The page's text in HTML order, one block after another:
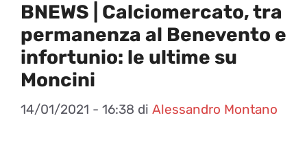
BNEWS | Calciomercato, tra
permanenza al Benevento e
infortunio: le ultime su
Moncini
14/01/2021 - 16:38 di Alessandro Montano